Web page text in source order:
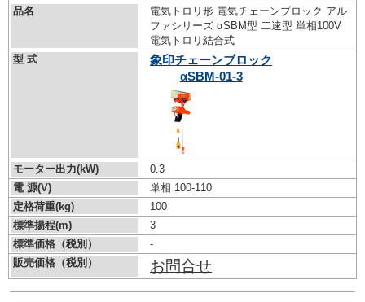
品名
電気トロリ形 電気チェーンブロック アル
ファシリーズ αSBM型 二速型 単相100V
電気トロリ結合式
型 式
象印チェーンブロック
αSBM-01-3
モーター出力(kW)
0.3
電 源(V)
単相 100-110
定格荷重(kg)
100
標準揚程(m)
3
標準価格（税別）
-
販売価格（税別）
お問合せ